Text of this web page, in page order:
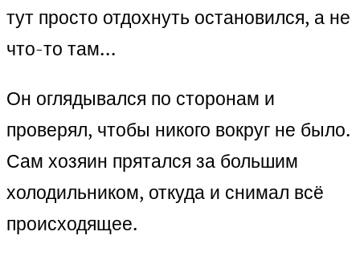
тут просто отдохнуть остановился, а не
что-то там…
Он оглядывался по сторонам и
проверял, чтобы никого вокруг не было.
Сам хозяин прятался за большим
холодильником, откуда и снимал всё
происходящее.